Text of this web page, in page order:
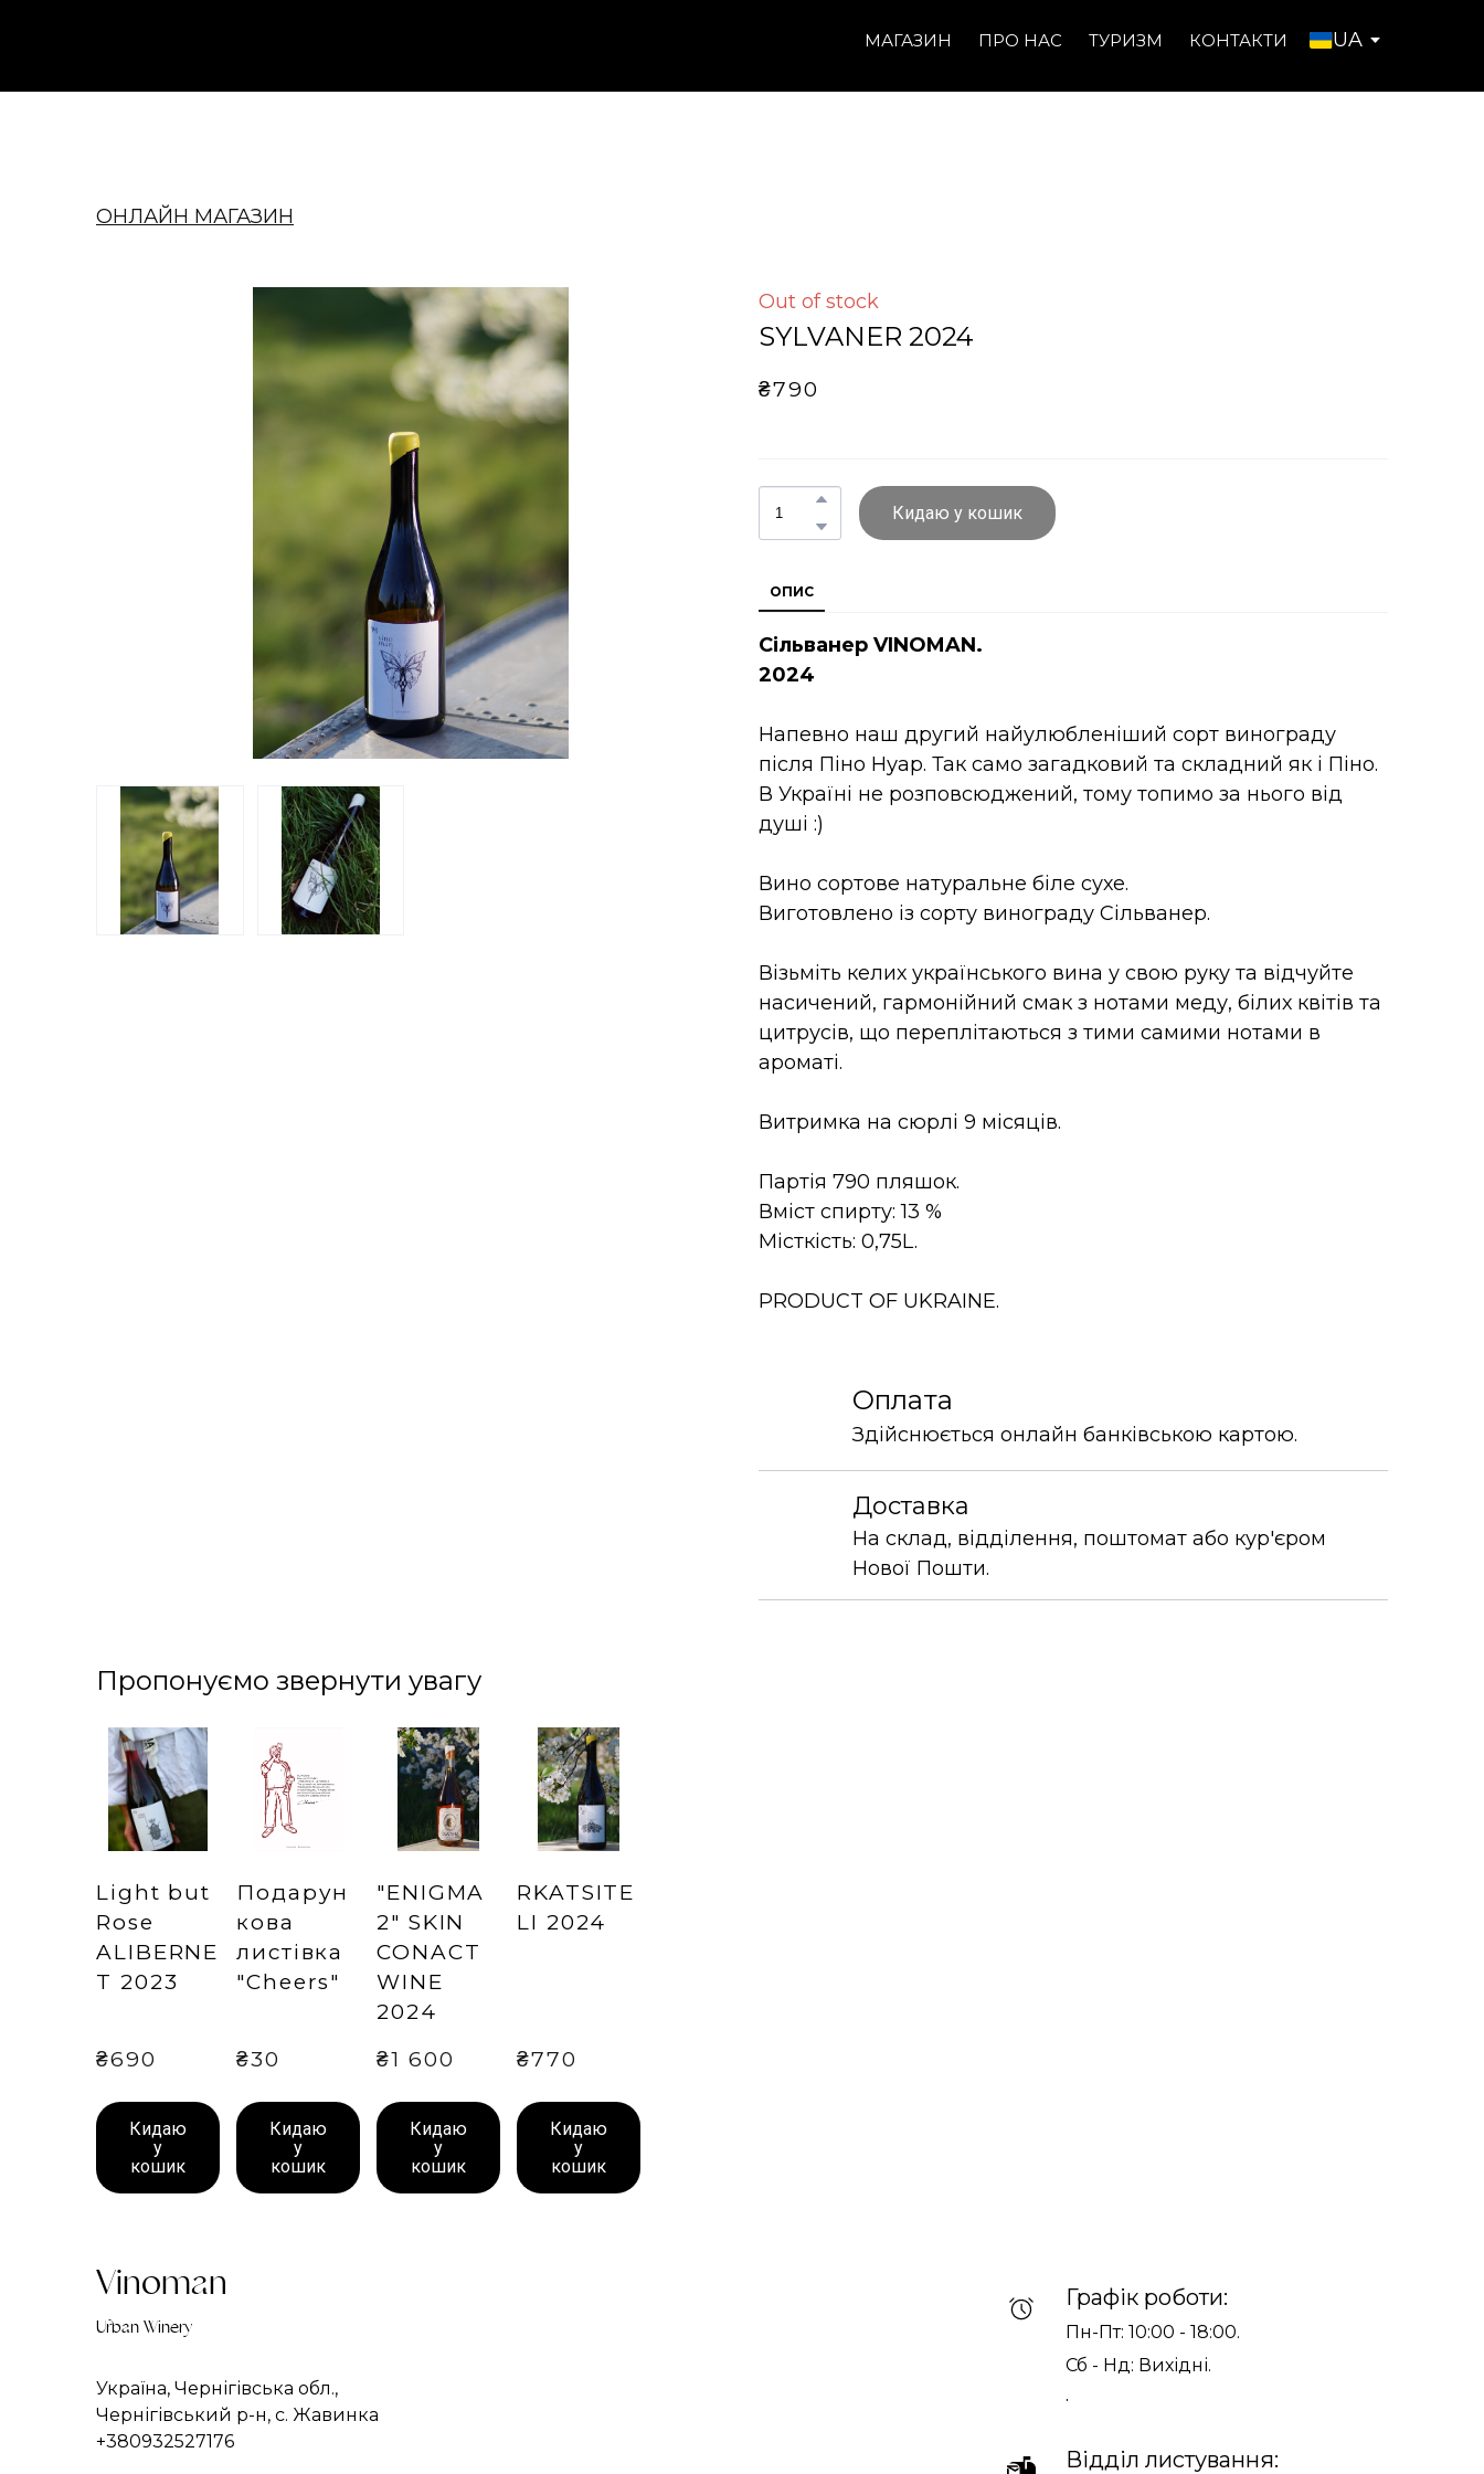
МАГАЗИН ПРО НАС ТУРИЗМ КОНТАКТИ UA
ОНЛАЙН МАГАЗИН
Out of stock
SYLVANER 2024
₴790
Кидаю у кошик
ОПИС
Сільванер VINOMAN.
2024
Напевно наш другий найулюбленіший сорт винограду
після Піно Нуар. Так само загадковий та складний як і Піно.
В Україні не розповсюджений, тому топимо за нього від
душі :)
Вино сортове натуральне біле сухе.
Виготовлено із сорту винограду Сільванер.
Візьміть келих українського вина у свою руку та відчуйте
насичений, гармонійний смак з нотами меду, білих квітів та
цитрусів, що переплітаються з тими самими нотами в
ароматі.
Витримка на сюрлі 9 місяців.
Партія 790 пляшок.
Вміст спирту: 13 %
Місткість: 0,75L.
PRODUCT OF UKRAINE.
Оплата
Здійснюється онлайн банківською картою.
Доставка
На склад, відділення, поштомат або кур'єром
Нової Пошти.
Пропонуємо звернути увагу
Light but
Rose
ALIBERNE
T 2023
₴690
Кидаю
у
кошик
Подарун
кова
листівка
"Cheers"
₴30
Кидаю
у
кошик
"ENIGMA
2" SKIN
CONACT
WINE
2024
₴1 600
Кидаю
у
кошик
RKATSITE
LI 2024
₴770
Кидаю
у
кошик
Vinoman
Urban Winery
Україна, Чернігівська обл.,
Чернігівський р-н, с. Жавинка
+380932527176
Графік роботи:
Пн-Пт: 10:00 - 18:00.
Сб - Нд: Вихідні.
.
Відділ листування: